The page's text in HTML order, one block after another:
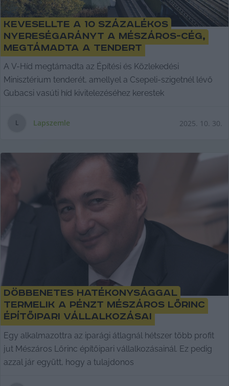
Kevesellte a 10 százalékos
nyereségarányt a Mészáros-cég,
megtámadta a tendert
A V-Híd megtámadta az Építési és Közlekedési
Minisztérium tenderét, amellyel a Csepeli-szigetnél lévő
Gubacsi vasúti híd kivitelezéséhez kerestek
L Lapszemle 2025. 10. 30.
Döbbenetes hatékonysággal
termelik a pénzt Mészáros Lőrinc
építőipari vállalkozásai
Egy alkalmazottra az iparági átlagnál hétszer több profit
jut Mészáros Lőrinc építőipari vállalkozásainál. Ez pedig
azzal jár együtt, hogy a tulajdonos